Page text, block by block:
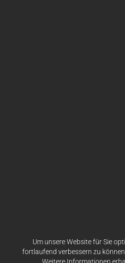
Um unsere Website für Sie
fortlaufend verbessern zu
Weitere Informationen